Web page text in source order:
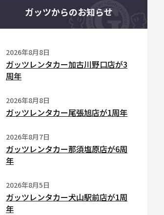
ガッツからのお知らせ
2026年8月8日
ガッツレンタカー加古川野口店が3
周年
2026年8月8日
ガッツレンタカー尾張旭店が1周年
2026年8月7日
ガッツレンタカー那須塩原店が6周
年
2026年8月5日
ガッツレンタカー犬山駅前店が1周
年